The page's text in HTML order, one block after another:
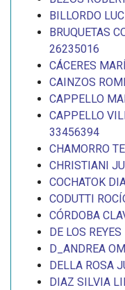
BILLORDO
BRUQUETAS
26235016
CÁCERES
CAINZOS
CAPPELLO
CAPPELLO
33456394
CHAMORRO
CHRISTIANI
COCHATOK
CODUTTI
CÓRDOBA
DE LOS
D_ANDREA
DELLA ROSA
DIAZ SILVIA